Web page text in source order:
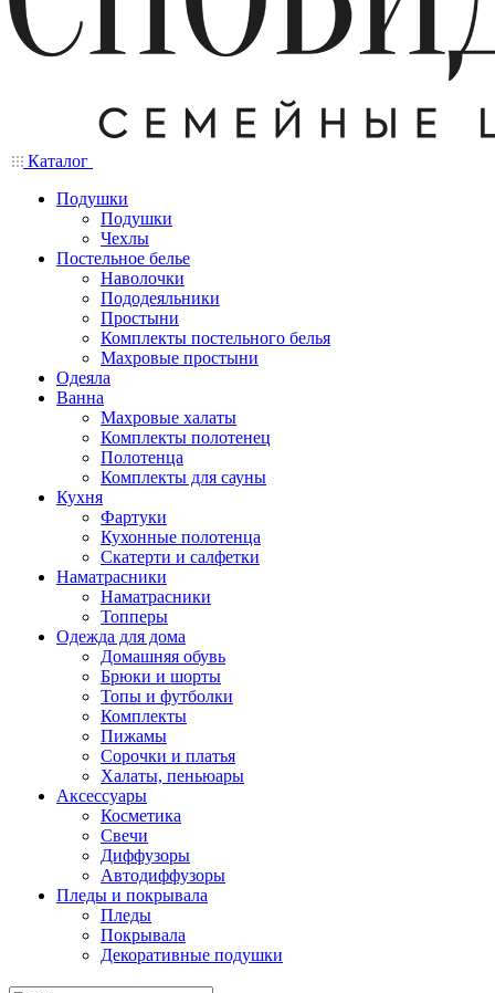
Каталог
Подушки
Подушки
Чехлы
Постельное белье
Наволочки
Пододеяльники
Простыни
Комплекты постельного белья
Махровые простыни
Одеяла
Ванна
Махровые халаты
Комплекты полотенец
Полотенца
Комплекты для сауны
Кухня
Фартуки
Кухонные полотенца
Скатерти и салфетки
Наматрасники
Наматрасники
Топперы
Одежда для дома
Домашняя обувь
Брюки и шорты
Топы и футболки
Комплекты
Пижамы
Сорочки и платья
Халаты, пеньюары
Аксессуары
Косметика
Свечи
Диффузоры
Автодиффузоры
Пледы и покрывала
Пледы
Покрывала
Декоративные подушки